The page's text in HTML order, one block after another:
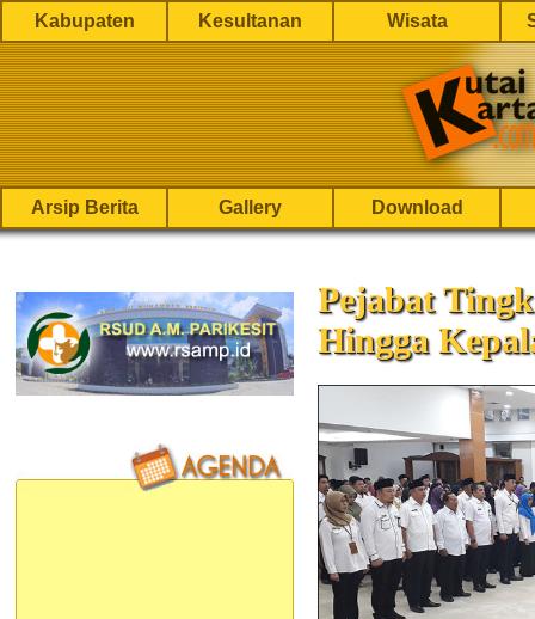
Kabupaten Kesultanan Wisata
Arsip Berita Gallery Download
Pejabat
Hingga